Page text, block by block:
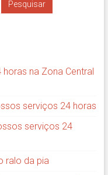
na Zona Central
serviços 24 horas
serviços 24
ralo da pia